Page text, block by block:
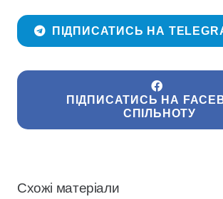
ПІДПИСАТИСЬ НА
ПІДПИСАТИСЬ НА
СПІЛЬНОТУ
Схожі матеріали